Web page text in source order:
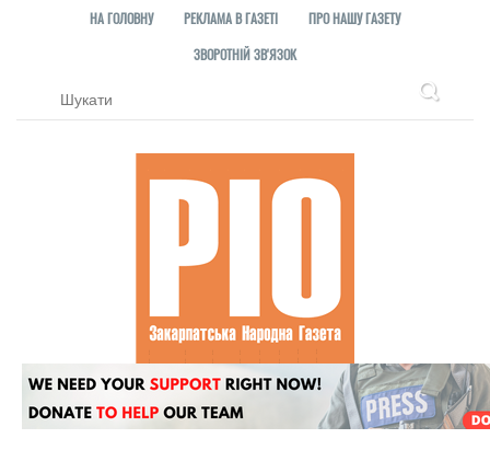
НА ГОЛОВНУ РЕКЛАМА В ГАЗЕТІ
ПРО НАШУ ГАЗЕТУ
ЗВОРОТНІЙ ЗВ'ЯЗОК